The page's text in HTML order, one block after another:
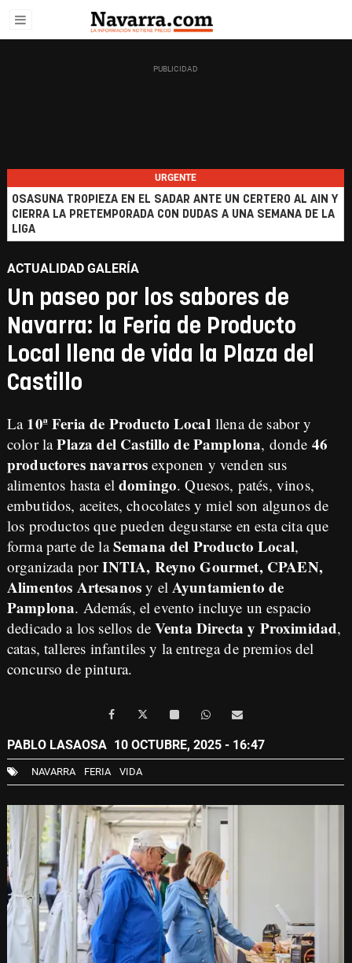
URGENTE
OSASUNA TROPIEZA EN EL SADAR ANTE UN CERTERO AL AIN Y
CIERRA LA PRETEMPORADA CON DUDAS A UNA SEMANA DE LA
LIGA
ACTUALIDAD GALERÍA
Un paseo por los sabores de
Navarra: la Feria de Producto
Local llena de vida la Plaza del
Castillo
La 10ª Feria de Producto Localllena de sabor y
color laPlaza del Castillo de Pamplona, donde 46
productores navarros exponen y venden sus
alimentos hasta eldomingo. Quesos, patés, vinos,
embutidos, aceites, chocolates y miel son algunos de
los productos que pueden degustarse en esta cita que
forma parte de laSemana del Producto Local,
organizada porINTIA, Reyno Gourmet, CPAEN,
Alimentos Artesanos y elAyuntamiento de
Pamplona. Además, el evento incluye un espacio
dedicado a los sellos deVenta Directa y Proximidad,
catas, talleres infantiles y la entrega de premios del
concurso de pintura.
PABLO LASAOSA 10 OCTUBRE, 2025 - 16:47
NAVARRA FERIA VIDA